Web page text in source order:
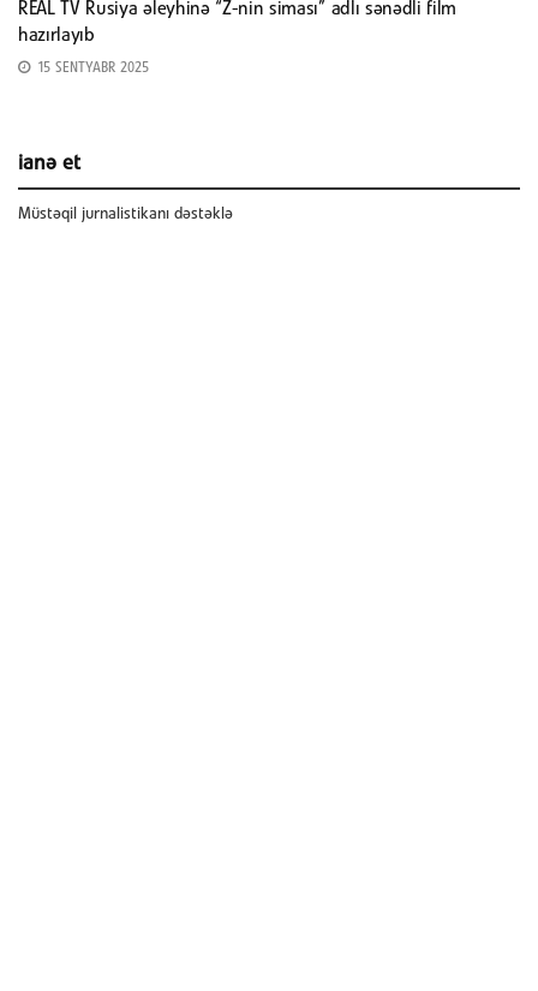
REAL TV Rusiya əleyhinə “Z-nin siması” adlı sənədli film
hazırlayıb
15 SENTYABR 2025
ianə et
Müstəqil jurnalistikanı dəstəklə